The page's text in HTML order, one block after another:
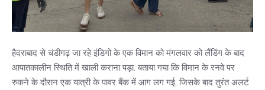
हैदराबाद से चंडीगढ़ जा रहे इंडिगो के एक विमान को मंगलवार को लैंडिंग के बाद
आपातकालीन स्थिति में खाली कराना पड़ा. बताया गया कि विमान के रनवे पर
रुकने के दौरान एक यात्री के पावर बैंक में आग लग गई, जिसके बाद तुरंत अलर्ट